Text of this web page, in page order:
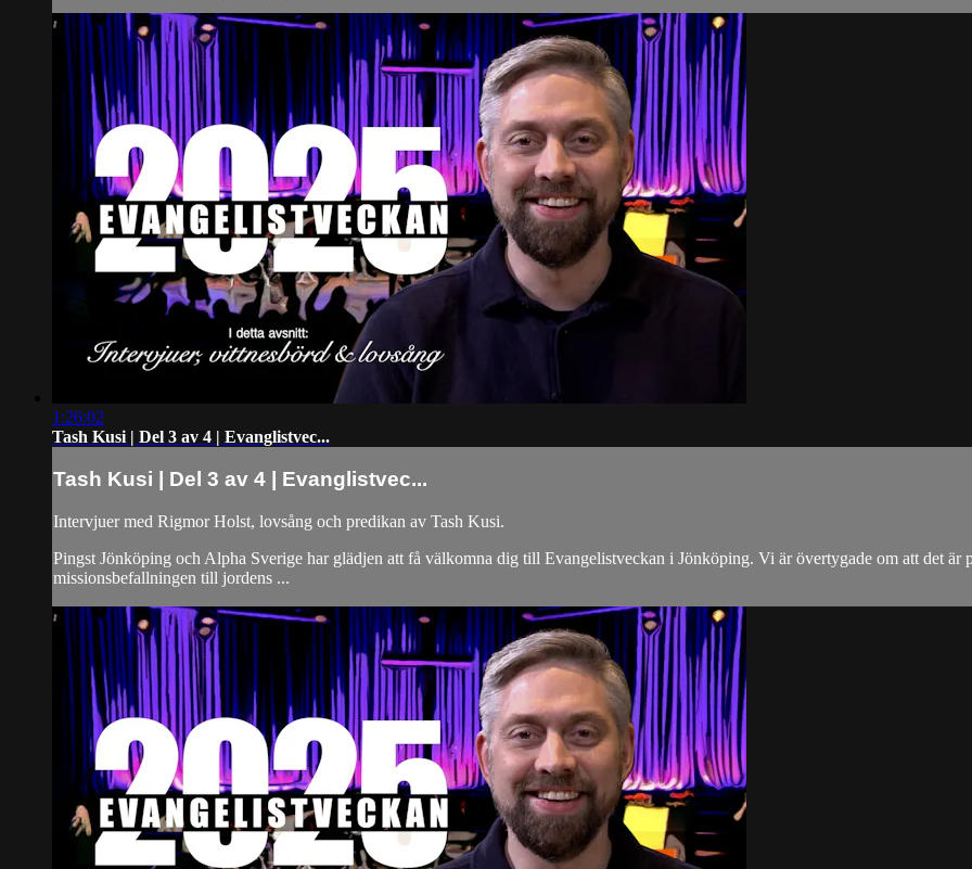
1:26:02
Tash Kusi | Del 3 av 4 | Evanglistvec...
Tash Kusi | Del 3 av 4 | Evanglistvec...
Intervjuer med Rigmor Holst, lovsång och predikan av Tash Kusi.
Pingst Jönköping och Alpha Sverige har glädjen att få välkomna dig till Evangelistveckan i Jönköping. Vi är övertygade om att det
missionsbefallningen till jordens ...